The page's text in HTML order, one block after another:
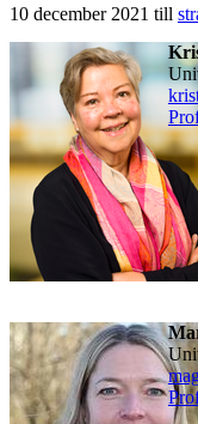
10 december 2021 till